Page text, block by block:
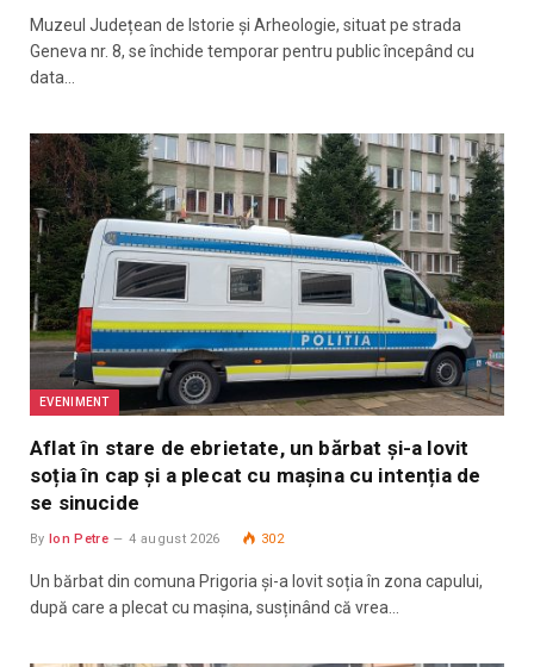
Muzeul Județean de Istorie și Arheologie, situat pe strada
Geneva nr. 8, se închide temporar pentru public începând cu
data…
EVENIMENT
Aflat în stare de ebrietate, un bărbat și-a lovit
soția în cap și a plecat cu mașina cu intenția de
se sinucide
By Ion Petre 4 august 2026 302
Un bărbat din comuna Prigoria și-a lovit soția în zona capului,
după care a plecat cu mașina, susținând că vrea…